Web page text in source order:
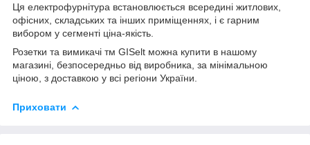
Ця електрофурнітура встановлюється всередині житлових,
офісних, складських та інших приміщеннях, і є гарним
вибором у сегменті ціна-якість.
Розетки та вимикачі тм GISelt можна купити в нашому
магазині, безпосередньо від виробника, за мінімальною
ціною, з доставкою у всі регіони України.
Приховати